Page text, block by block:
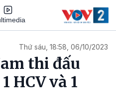
Thứ sáu, 18:58, 06/10/2023
thi đấu
HCV và 1